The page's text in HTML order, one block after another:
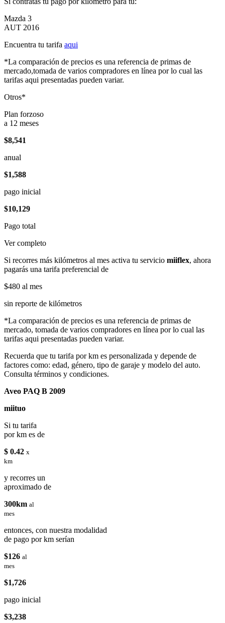
Mazda 3
AUT 2016
Encuentra tu tarifa aqui
*La comparación de precios es una referencia de primas de
mercado,tomada de varios compradores en línea por lo cual las
tarifas aqui presentadas pueden variar.
Otros*
Plan forzoso
a 12 meses
$8,541
anual
$1,588
pago inicial
$10,129
Pago total
Ver completo
Si recorres más kilómetros al mes activa tu servicio miiflex, ahora
pagarás una tarifa preferencial de
$480 al mes
sin reporte de kilómetros
*La comparación de precios es una referencia de primas de
mercado, tomada de varios compradores en línea por lo cual las
tarifas aqui presentadas pueden variar.
Recuerda que tu tarifa por km es personalizada y depende de
factores como: edad, género, tipo de garaje y modelo del auto.
Consulta términos y condiciones.
Aveo PAQ B 2009
miituo
Si tu tarifa
por km es de
$ 0.42 x
km
y recorres un
aproximado de
300km al
mes
entonces, con nuestra modalidad
de pago por km serían
$126 al
mes
$1,726
pago inicial
$3,238